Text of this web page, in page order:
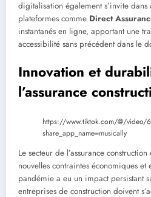
digitalisation également s’invite dans
plateformes comme Direct
instantanés en ligne, apportant une
accessibilité sans précédent dans le
Innovation et
l’assurance
https://www.tiktok.com/@/
share_app_name=musically
Le secteur de l’assurance
nouvelles contraintes économiques et
pandémie a eu un impact persistant
entreprises de construction doivent